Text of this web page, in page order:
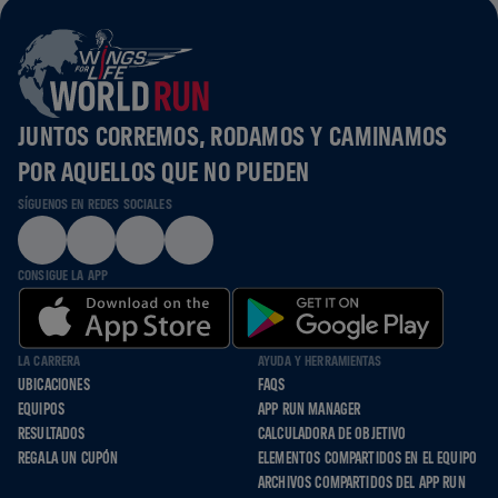
JUNTOS CORREMOS, RODAMOS Y CAMINAMOS
POR AQUELLOS QUE NO PUEDEN
SÍGUENOS EN REDES SOCIALES
CONSIGUE LA APP
LA CARRERA
UBICACIONES
EQUIPOS
RESULTADOS
REGALA UN CUPÓN
AYUDA Y HERRAMIENTAS
FAQS
APP RUN MANAGER
CALCULADORA DE OBJETIVO
ELEMENTOS COMPARTIDOS EN EL EQUIPO
ARCHIVOS COMPARTIDOS DEL APP RUN